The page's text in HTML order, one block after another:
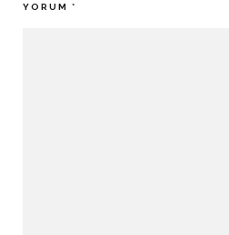
YORUM *